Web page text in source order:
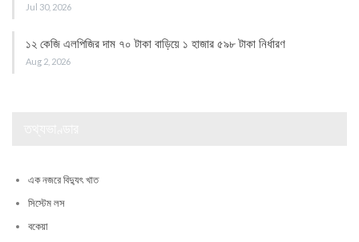
Jul 30, 2026
১২ কেজি এলপিজির দাম ৭০ টাকা বাড়িয়ে ১ হাজার ৫৯৮ টাকা নির্ধারণ
Aug 2, 2026
এক নজরে বিদ্যুৎ খাত
সিস্টেম লস
বকেয়া